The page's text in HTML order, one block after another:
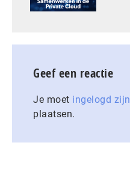
Geef een reactie
Je moet ingelogd
plaatsen.